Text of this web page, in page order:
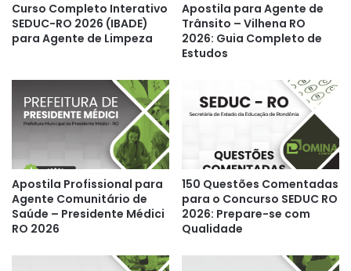
Curso Completo Interativo
SEDUC-RO 2026 (IBADE)
para Agente de Limpeza
Apostila para Agente de
Trânsito – Vilhena RO
2026: Guia Completo de
Estudos
Apostila Profissional para
Agente Comunitário de
Saúde – Presidente Médici
RO 2026
150 Questões Comentadas
para o Concurso SEDUC RO
2026: Prepare-se com
Qualidade